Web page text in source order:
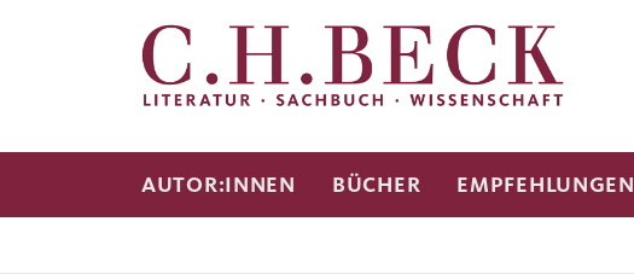
AUTOR:INNEN BÜCHER EMPFEHLUNGEN